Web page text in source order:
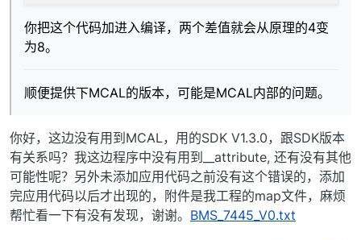
你把这个代码加进入编译，两个差值就会从原理的4变
为8。
顺便提供下MCAL的版本，可能是MCAL内部的问题。
你好，这边没有用到MCAL，用的SDK V1.3.0，跟SDK版本
有关系吗？我这边程序中没有用到__attribute, 还有没有其他
可能性呢？另外未添加应用代码之前没有这个错误的，添加
完应用代码以后才出现的，附件是我工程的map文件，麻烦
帮忙看一下有没有发现，谢谢。 BMS_7445_V0.txt